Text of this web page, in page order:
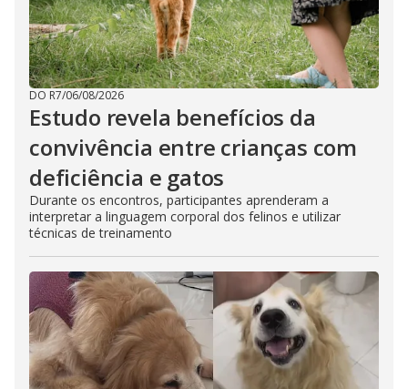
DO R7/06/08/2026
Estudo revela benefícios da
convivência entre crianças com
deficiência e gatos
Durante os encontros, participantes aprenderam a
interpretar a linguagem corporal dos felinos e utilizar
técnicas de treinamento